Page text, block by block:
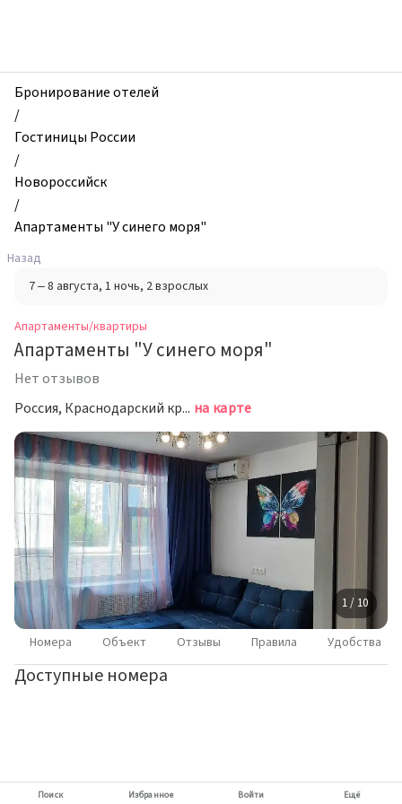
и
квартиры,
Апартаменты
"У
синего
моря",
Новороссийск,
Россия
Бронирование отелей
/
Гостиницы России
/
Новороссийск
/
Апартаменты "У синего моря"
Назад
7 – 8 августа, 1 ночь, 2 взрослых
Апартаменты/квартиры
Апартаменты "У синего моря"
Нет отзывов
Россия, Краснодарский край, Новороссийск, улица Карамзина, 2/8 на карте
1 / 10
Номера Объект Отзывы Правила Удобства
Доступные номера
Поиск Избранное Войти Ещё